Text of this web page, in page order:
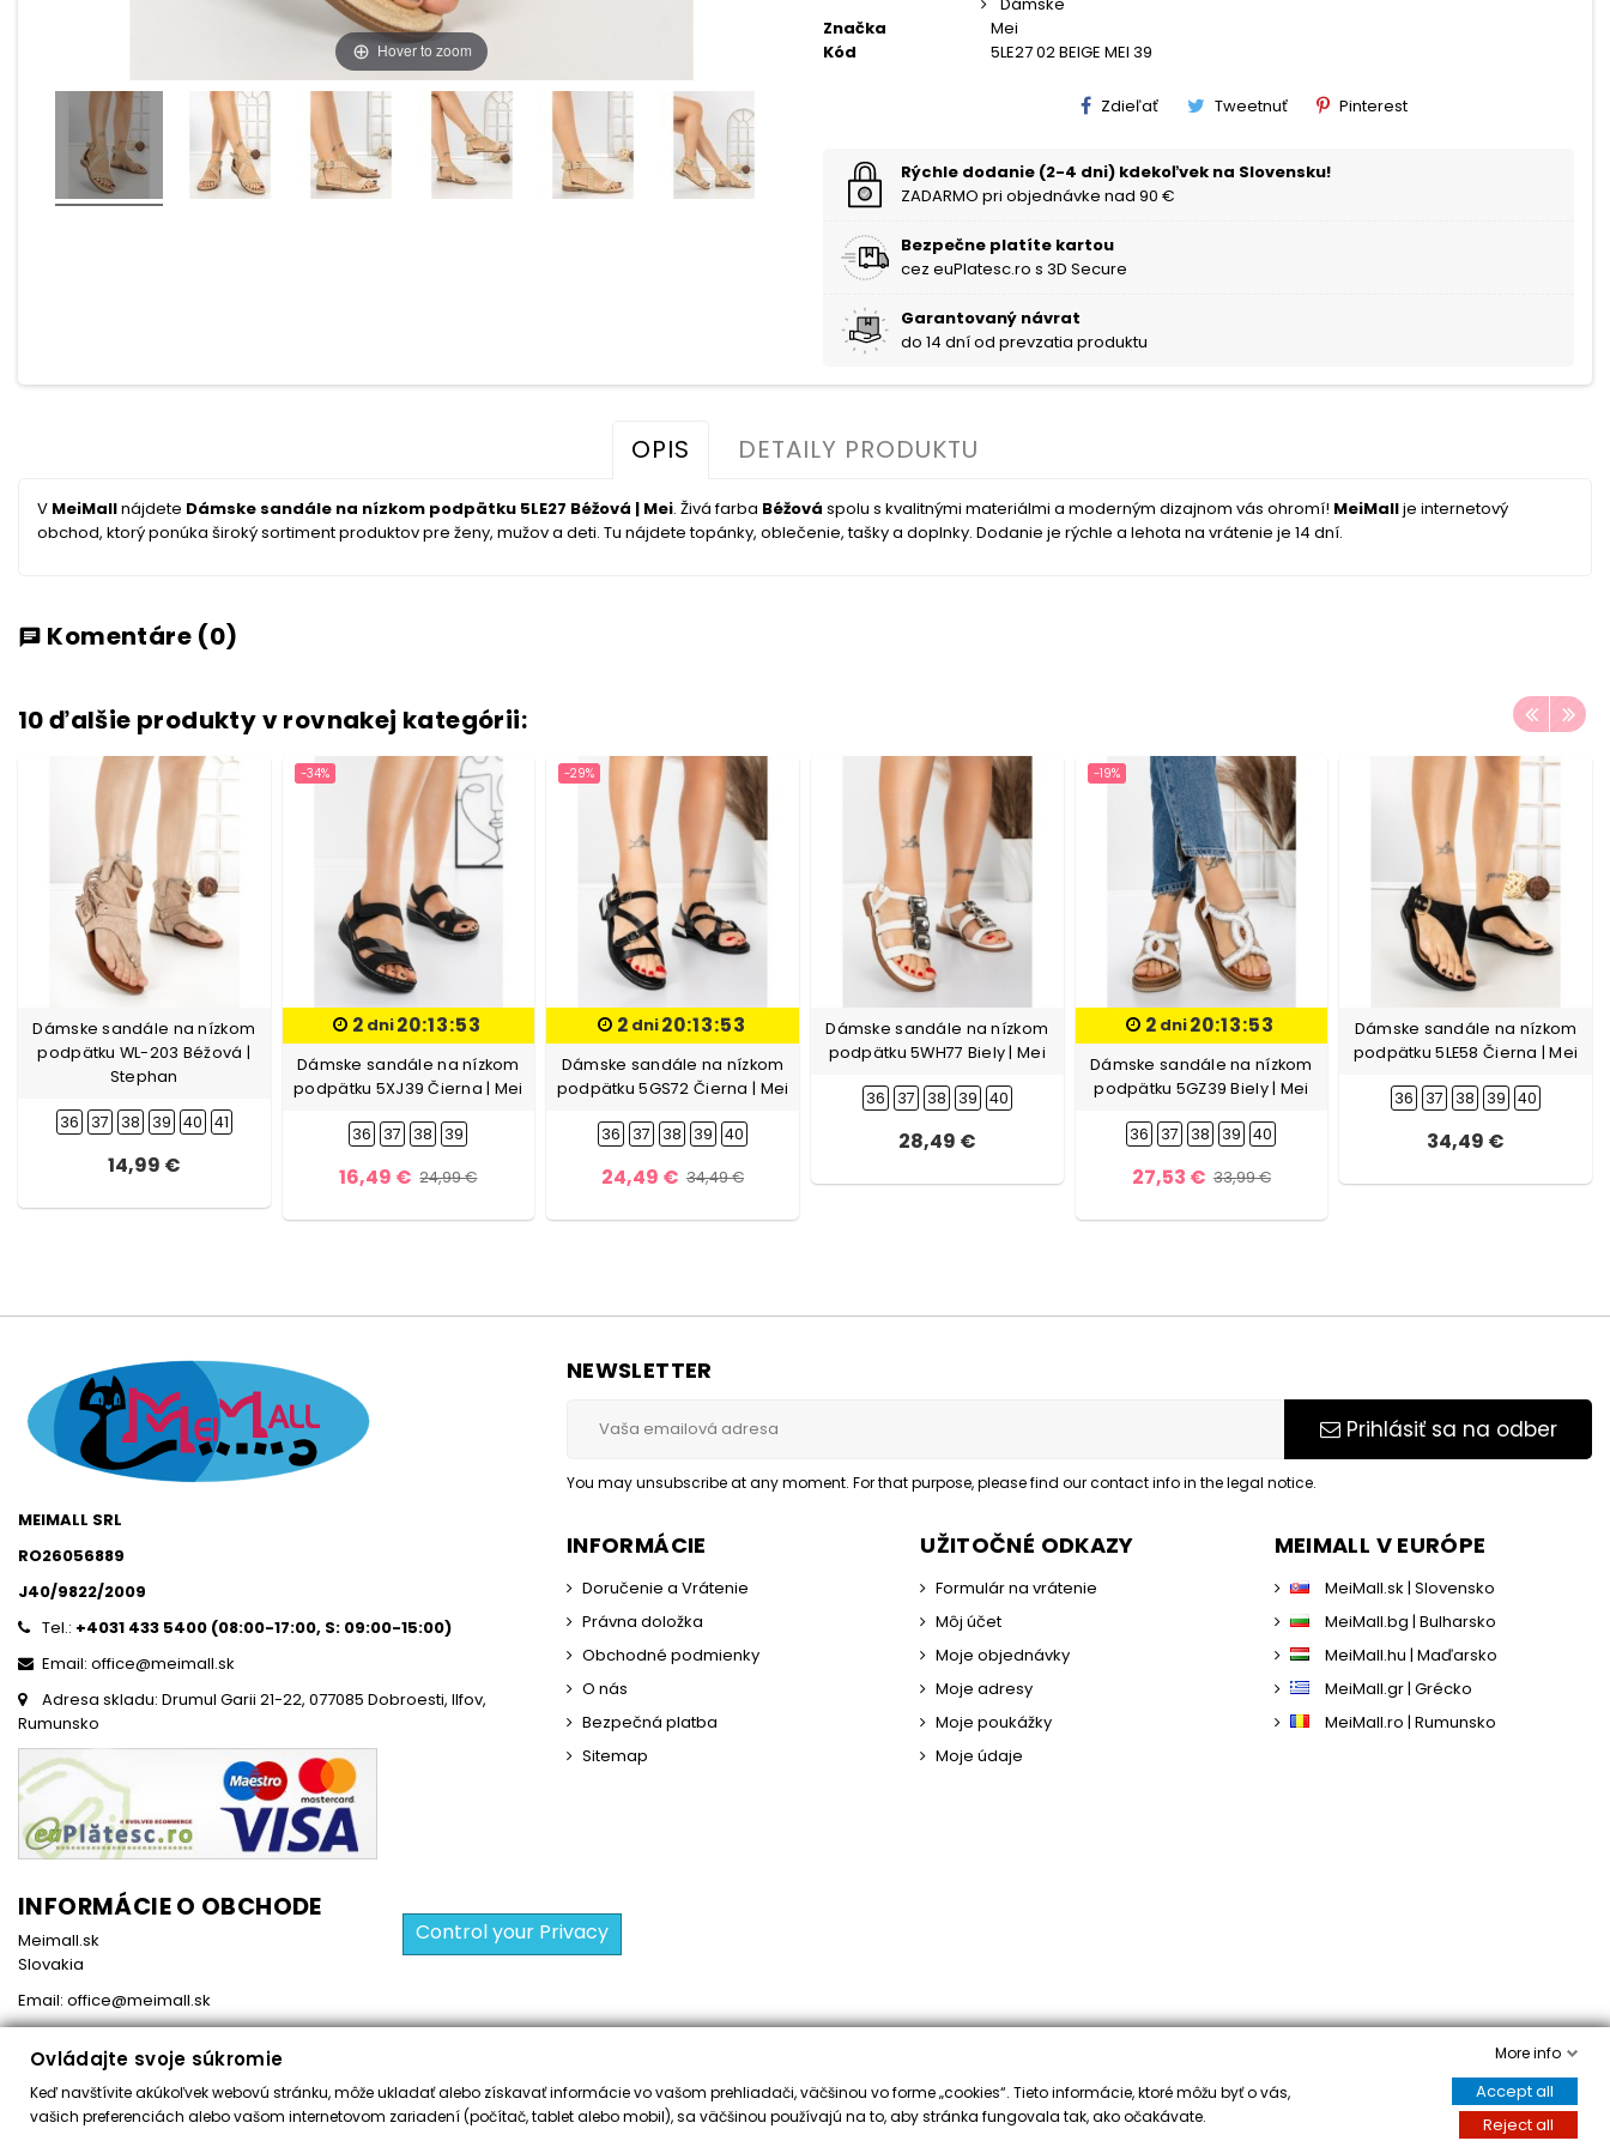
Hover to zoom
Značka
Mei
Kód
5LE27 02 BEIGE MEI 39
Zdieľať Tweetnuť Pinterest
Rýchle dodanie (2-4 dni) kdekoľvek na Slovensku!
ZADARMO pri objednávke nad 90 €
Bezpečne platíte kartou
cez euPlatesc.ro s 3D Secure
Garantovaný návrat
do 14 dní od prevzatia produktu
OPIS DETAILY PRODUKTU
V MeiMallnájdete Dámske sandále na nízkom podpätku 5LE27 Béžová | Mei. Živá farba Béžová spolu s kvalitnými materiálmi a moderným dizajnom vás ohromí! MeiMallje internetový
obchod, ktorý ponúka široký sortiment produktov pre ženy, mužov a deti. Tu nájdete topánky, oblečenie, tašky a doplnky. Dodanie je rýchle a lehota na vrátenie je 14 dní.
chat Komentáre (0)
10 ďalšie produkty v rovnakej kategórii:
Dámske sandále na nízkom
podpätku WL-203 Béžová |
Stephan
36 37 38 39 40 41
14,99 €
-34%
2 dni20:13:52
Dámske sandále na nízkom
podpätku 5XJ39 Čierna | Mei
36 37 38 39
16,49 € 24,99 €
-29%
2 dni20:13:52
Dámske sandále na nízkom
podpätku 5GS72 Čierna | Mei
36 37 38 39 40
24,49 € 34,49 €
Dámske sandále na nízkom
podpätku 5WH77 Biely | Mei
36 37 38 39 40
28,49 €
-19%
2 dni20:13:52
Dámske sandále na nízkom
podpätku 5GZ39 Biely | Mei
36 37 38 39 40
27,53 € 33,99 €
Dámske sandále na nízkom
podpätku 5LE58 Čierna | Mei
36 37 38 39 40
34,49 €
MEIMALL SRL
RO26056889
J40/9822/2009
Tel.: +4031 433 5400 (08:00-17:00, S: 09:00-15:00)
Email: office@meimall.sk
Adresa skladu: Drumul Garii 21-22, 077085 Dobroesti, Ilfov,
Rumunsko
NEWSLETTER
Prihlásiť sa na odber
You may unsubscribe at any moment. For that purpose, please find our contact info in the legal notice.
INFORMÁCIE
Doručenie a Vrátenie
Právna doložka
Obchodné podmienky
O nás
Bezpečná platba
Sitemap
UŽITOČNÉ ODKAZY
Formulár na vrátenie
Môj účet
Moje objednávky
Moje adresy
Moje poukážky
Moje údaje
MEIMALL V EURÓPE
MeiMall.sk | Slovensko
MeiMall.bg | Bulharsko
MeiMall.hu | Maďarsko
MeiMall.gr | Grécko
MeiMall.ro | Rumunsko
INFORMÁCIE O OBCHODE
Meimall.sk
Slovakia
Email: office@meimall.sk
Control your Privacy
Všetky práva vyhradené © 2026MeiMall.sk
Ovládajte svoje súkromie
Keď navštívite akúkoľvek webovú stránku, môže ukladať alebo získavať informácie vo vašom prehliadači, väčšinou vo forme „cookies“. Tieto informácie, ktoré môžu byť o vás,
vašich preferenciách alebo vašom internetovom zariadení (počítač, tablet alebo mobil), sa väčšinou používajú na to, aby stránka fungovala tak, ako očakávate.
More info
Accept all
Reject all